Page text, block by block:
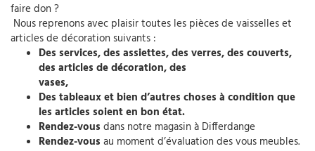
faire don ?
Nous reprenons avec plaisir toutes les pièces de vaisselles et
articles de décoration suivants :
Des services, des assiettes, des verres, des couverts,
des articles de décoration, des
Des tableaux et bien d’autres choses à condition que
les articles soient en bon état.
Rendez-vous dans notre magasin à Differdange
Rendez-vous au moment d’évaluation des vous meubles.